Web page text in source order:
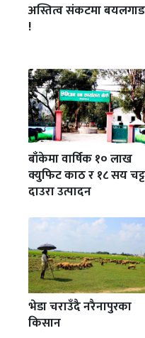
अस्तित्व संकटमा
!
बाँकेमा वार्षिक १० लाख
क्युफिट काठ र १८ सय
दाउरा उत्पादन
भेडा चराउँदै नरैनापुरका
किसान